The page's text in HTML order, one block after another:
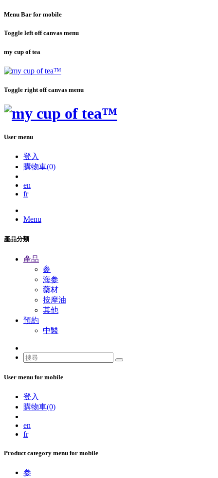
Menu Bar for mobile
Toggle left off canvas menu
my cup of tea
Toggle right off canvas menu
User menu
登入
購物車(0)
en
fr
Menu
產品分類
產品
参
海参
藥材
按摩油
其他
預約
中醫
User menu for mobile
登入
購物車(0)
en
fr
Product category menu for mobile
参